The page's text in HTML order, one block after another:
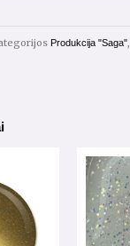
Produkcija "Saga",